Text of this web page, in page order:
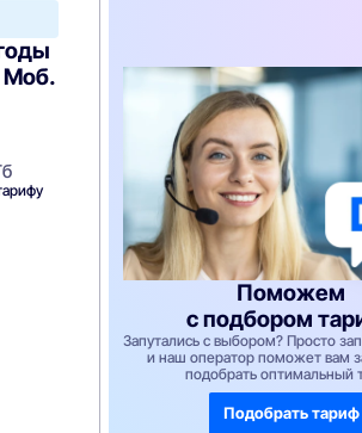
Моб.
Поможем
с подбором
Запутались с выбором? Просто
и наш оператор поможет вам
подобрать оптимальный
Подобрать тариф